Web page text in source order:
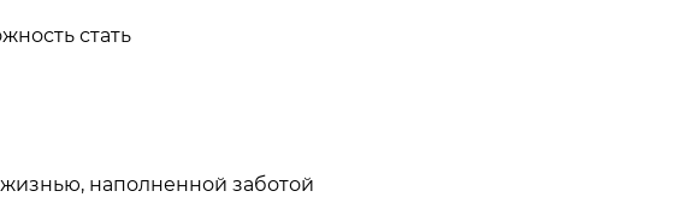
стать
наполненной заботой